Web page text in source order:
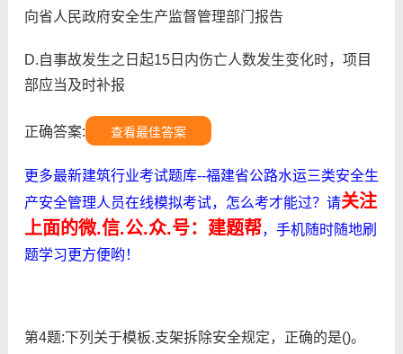
向省人民政府安全生产监督管理部门报告
D.自事故发生之日起15日内伤亡人数发生变化时，项目
部应当及时补报
正确答案: 查看最佳答案
更多最新建筑行业考试题库--福建省公路水运三类安全生
产安全管理人员在线模拟考试，怎么考才能过？请关注
上面的微.信.公.众.号：建题帮，手机随时随地刷
题学习更方便哟！
第4题:下列关于模板.支架拆除安全规定，正确的是()。